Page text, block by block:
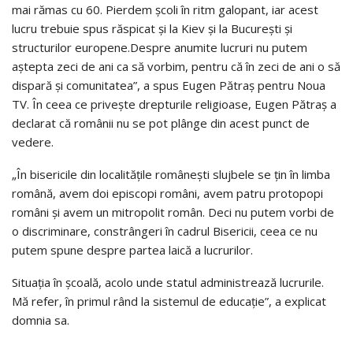
mai rămas cu 60. Pierdem școli în ritm galopant, iar acest
lucru trebuie spus răspicat și la Kiev și la București și
structurilor europene.Despre anumite lucruri nu putem
aștepta zeci de ani ca să vorbim, pentru că în zeci de ani o să
dispară și comunitatea”, a spus Eugen Pătraș pentru Noua
TV. În ceea ce privește drepturile religioase, Eugen Pătraș a
declarat că românii nu se pot plânge din acest punct de
vedere.
„În bisericile din localitățile românești slujbele se țin în limba
română, avem doi episcopi români, avem patru protopopi
români și avem un mitropolit român. Deci nu putem vorbi de
o discriminare, constrângeri în cadrul Bisericii, ceea ce nu
putem spune despre partea laică a lucrurilor.
Situația în școală, acolo unde statul administrează lucrurile.
Mă refer, în primul rând la sistemul de educație”, a explicat
domnia sa.